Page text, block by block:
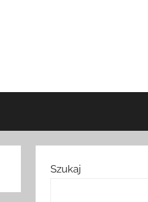
Szukaj